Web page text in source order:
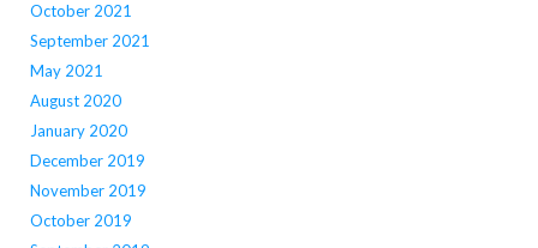
October 2021
September 2021
May 2021
August 2020
January 2020
December 2019
November 2019
October 2019